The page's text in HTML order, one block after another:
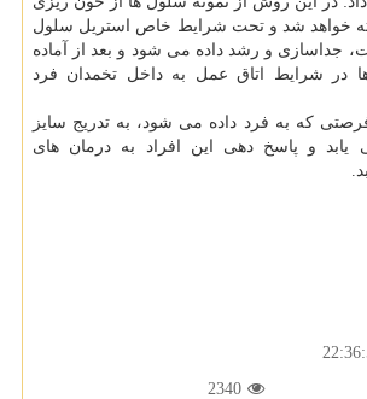
خواهد شد و تحت شرایط خاص استریل سلول
جداسازی و رشد داده می شود و بعد از آماده
در شرایط اتاق عمل به داخل تخمدان فرد
که به فرد داده می شود، به تدریج سایز
یابد و پاسخ دهی این افراد به درمان های
2340